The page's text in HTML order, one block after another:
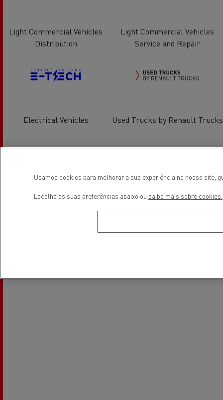
Light Commercial Vehicles
Distribution
Light Commercial Vehicles
Service and Repair
Electrical Vehicles Used Trucks by Renault Trucks
Usamos cookies para melhorar a sua experiência no nosso site,
Escolha as suas preferências abaixo ou saiba mais sobre cookies.